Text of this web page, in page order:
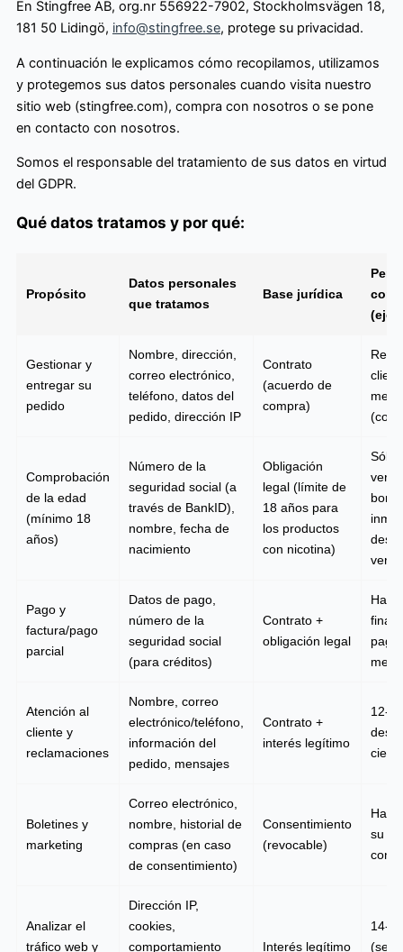
En Stingfree AB, org.nr 556922-7902, Stockholmsvägen 18,
181 50 Lidingö, info@stingfree.se, protege su privacidad.
A continuación le explicamos cómo recopilamos, utilizamos
y protegemos sus datos personales cuando visita nuestro
sitio web (stingfree.com), compra con nosotros o se pone
en contacto con nosotros.
Somos el responsable del tratamiento de sus datos en virtud
del GDPR.
Qué datos tratamos y por qué:
Propósito
Datos personales
que tratamos
Base jurídica
Gestionar y
entregar su
pedido
Nombre, dirección,
correo electrónico,
teléfono, datos del
pedido, dirección IP
Contrato
(acuerdo de
compra)
Comprobación
de la edad
(mínimo 18
años)
Número de la
seguridad social (a
través de BankID),
nombre, fecha de
nacimiento
Obligación
legal (límite de
18 años para
los productos
con nicotina)
Sólo
Pago y
factura/pago
parcial
Datos de pago,
número de la
seguridad social
(para créditos)
Contrato +
obligación legal
pago
Atención al
cliente y
reclamaciones
Nombre, correo
electrónico/teléfono,
información del
pedido, mensajes
Contrato +
interés legítimo
12-
Boletines y
marketing
Correo electrónico,
nombre, historial de
compras (en caso
de consentimiento)
Consentimiento
(revocable)
su
Analizar el
tráfico web y
Dirección IP,
cookies,
comportamiento
Interés legítimo
14-